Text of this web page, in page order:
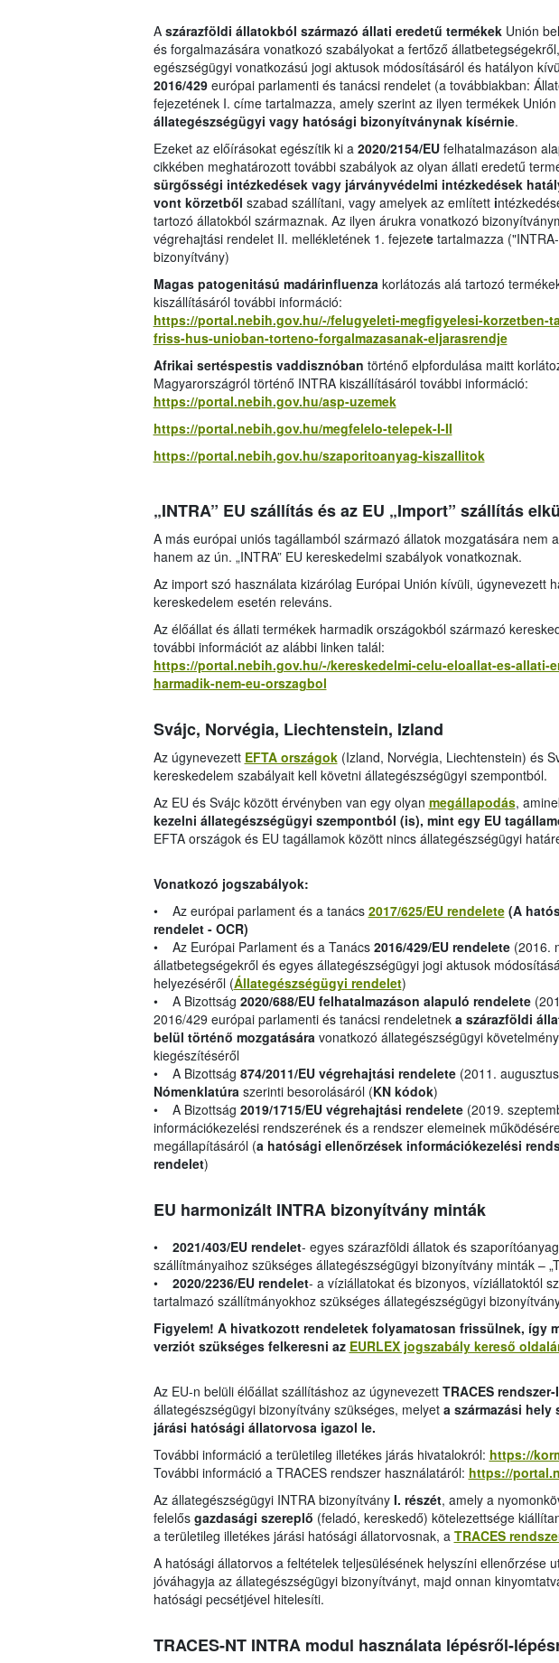
A szárazföldi állatokból származó állati eredetű termékekUnión
és forgalmazására vonatkozó szabályokat a fertőző
egészségügyi vonatkozású jogi aktusok módosításáról és hatályon
2016/429 európai parlamenti és tanácsi rendelet (a továbbiakban:
fejezetének I. címe tartalmazza, amely szerint az ilyen termékek
állategészségügyi vagy hatósági bizonyítványnak kísérnie.
Ezeket az előírásokat egészítik ki a 2020/2154/EU felhatalmazáson
cikkében meghatározott további szabályok az olyan állati eredetű
sürgősségi intézkedések vagy járványvédelmi intézkedések
vont körzetből szabad szállítani, vagy amelyek az említett i
tartozó állatokból származnak. Az ilyen árukra vonatkozó
végrehajtási rendelet II. mellékletének 1. fejezetetartalmazza
bizonyítvány)
Magas patogenitású madárinfluenzakorlátozás alá tartozó
kiszállításáról további információ:
https://portal.nebih.gov.hu/-/felugyeleti-megfigyelesi-korzetben-
friss-hus-unioban-torteno-forgalmazasanak-eljarasrendje
Afrikai sertéspestis vaddisznóban történő elpfordulása maitt
Magyarországról történő INTRA kiszállításáról további információ:
https://portal.nebih.gov.hu/asp-uzemek
https://portal.nebih.gov.hu/megfelelo-telepek-I-II
https://portal.nebih.gov.hu/szaporitoanyag-kiszallitok
„INTRA” EU szállítás és az EU „Import” szállítás
A más európai uniós tagállamból származó állatok mozgatására nem
hanem az ún. „INTRA” EU kereskedelmi szabályok vonatkoznak.
Az import szó használata kizárólag Európai Unión kívüli, úgynevezett
kereskedelem esetén releváns.
Az élőállat és állati termékek harmadik országokból származó
további információt az alábbi linken talál:
https://portal.nebih.gov.hu/-/kereskedelmi-celu-eloallat-es-allati-
harmadik-nem-eu-orszagbol
Svájc, Norvégia, Liechtenstein, Izland
Az úgynevezett EFTA országok(Izland, Norvégia, Liechtenstein) és
kereskedelem szabályait kell követni állategészségügyi szempontból.
Az EU és Svájc között érvényben van egy olyan megállapodás,
kezelni állategészségügyi szempontból (is), mint egy EU
EFTA országok és EU tagállamok között nincs állategészségügyi
Vonatkozó jogszabályok:
• Az európai parlament és a tanács 2017/625/EU rendelete(A
rendelet - OCR)
• Az Európai Parlament és a Tanács 2016/429/EU rendelete(2016.
állatbetegségekről és egyes állategészségügyi jogi aktusok
helyezéséről (Állategészségügyi rendelet)
• A Bizottság 2020/688/EU felhatalmazáson alapuló rendelete
2016/429 európai parlamenti és tanácsi rendeletnek a szárazföldi
belül történő mozgatásáravonatkozó állategészségügyi
kiegészítéséről
• A Bizottság 874/2011/EU végrehajtási rendelete (2011.
Nómenklatúraszerinti besorolásáról (KN kódok)
• A Bizottság 2019/1715/EU végrehajtási rendelete(2019.
információkezelési rendszerének és a rendszer elemeinek
megállapításáról (a hatósági ellenőrzések információkezelési
rendelet)
EU harmonizált INTRA bizonyítvány minták
• 2021/403/EU rendelet- egyes szárazföldi állatok és
szállítmányaihoz szükséges állategészségügyi bizonyítvány minták –
• 2020/2236/EU rendelet- a víziállatokat és bizonyos, víziállatoktól
tartalmazó szállítmányokhoz szükséges állategészségügyi
Figyelem! A hivatkozott rendeletek folyamatosan frissülnek, így
verziót szükséges felkeresni az EURLEX jogszabály kereső
Az EU-n belüli élőállat szállításhoz az úgynevezett TRACES rendszer-
állategészségügyi bizonyítvány szükséges, melyet a származási
járási hatósági állatorvosa igazol le.
További információ a területileg illetékes járás hivatalokról: https://
További információ a TRACES rendszer használatáról: https://
Az állategészségügyi INTRA bizonyítvány I. részét, amely a
felelős gazdasági szereplő (feladó, kereskedő) kötelezettsége
a területileg illetékes járási hatósági állatorvosnak, a TRACES
A hatósági állatorvos a feltételek teljesülésének helyszíni ellenőrzése
jóváhagyja az állategészségügyi bizonyítványt, majd onnan
hatósági pecsétjével hitelesíti.
TRACES-NT INTRA modul használata lépésről-